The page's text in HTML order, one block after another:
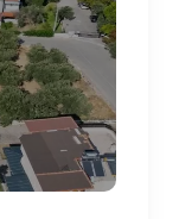
(kelle paçası
ayakları) ve
yapılan özel
kaçırmayın.